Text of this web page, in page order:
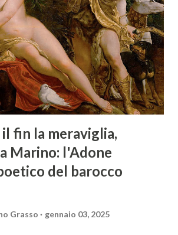
fin la meraviglia,
Marino: l'Adone
del barocco
Grasso gennaio 03, 2025